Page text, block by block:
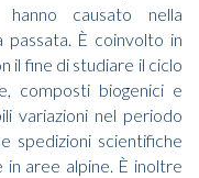
causato nella
passata. È coinvolto in
il fine di studiare il ciclo
composti biogenici e
variazioni nel periodo
spedizioni scientifiche
aree alpine. È inoltre